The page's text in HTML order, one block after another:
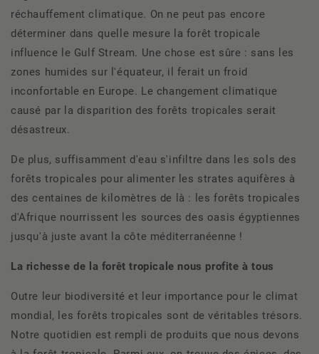
réchauffement climatique. On ne peut pas encore
déterminer dans quelle mesure la forêt tropicale
influence le Gulf Stream. Une chose est sûre : sans les
zones humides sur l'équateur, il ferait un froid
inconfortable en Europe. Le changement climatique
causé par la disparition des forêts tropicales serait
désastreux.
De plus, suffisamment d'eau s'infiltre dans les sols des
forêts tropicales pour alimenter les strates aquifères à
des centaines de kilomètres de là : les forêts tropicales
d'Afrique nourrissent les sources des oasis égyptiennes
jusqu'à juste avant la côte méditerranéenne !
La richesse de la forêt tropicale nous profite à tous
Outre leur biodiversité et leur importance pour le climat
mondial, les forêts tropicales sont de véritables trésors.
Notre quotidien est rempli de produits que nous devons